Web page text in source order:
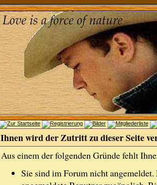
Ihnen wird der Zutritt zu dieser Seite
Aus einem der folgenden Gründe fehlt
Sie sind im Forum nicht